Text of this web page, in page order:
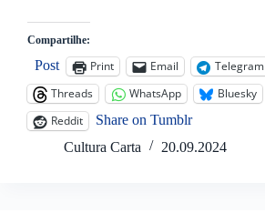
Compartilhe:
Post Print Email
Telegram
Threads
WhatsApp
Bluesky
Reddit
Share on Tumblr
Cultura Carta
20.09.2024